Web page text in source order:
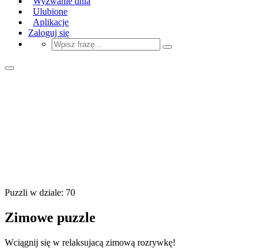
Ulubione
Aplikacje
Zaloguj się
Puzzli w dziale: 70
Zimowe puzzle
Wciągnij się w relaksujacą zimową rozrywkę!